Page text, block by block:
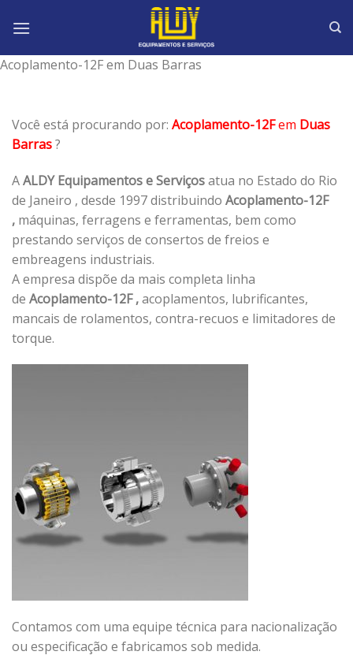
Acoplamento-12F em Duas Barras
Você está procurando por: Acoplamento-12Fem Duas
Barras?
AALDY Equipamentos e Serviçosatua no Estado do Rio
de Janeiro , desde 1997 distribuindo Acoplamento-12F
, máquinas, ferragens e ferramentas, bem como
prestando serviços de consertos de freios e
embreagens industriais.
A empresa dispõe da mais completa linha
de Acoplamento-12F ,acoplamentos, lubrificantes,
mancais de rolamentos, contra-recuos e limitadores de
torque.
Contamos com uma equipe técnica para nacionalização
ou especificação e fabricamos sob medida.